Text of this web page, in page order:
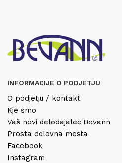
INFORMACIJE O PODJETJU
O podjetju / kontakt
Kje smo
Vaš novi delodajalec Bevann
Prosta delovna mesta
Facebook
Instagram